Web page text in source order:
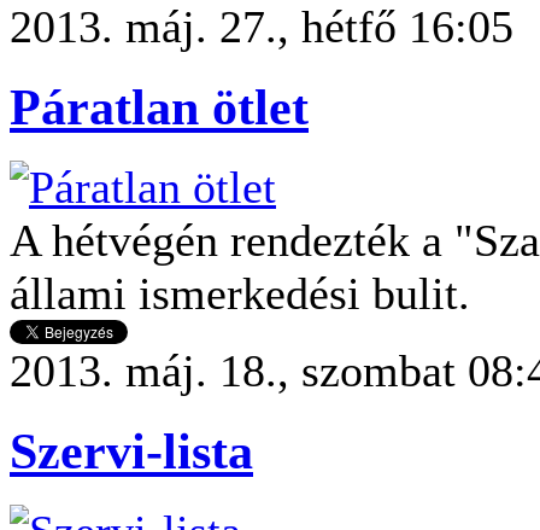
2013. máj. 27., hétfő 16:05
Páratlan ötlet
A hétvégén rendezték a
állami ismerkedési bulit.
2013. máj. 18., szombat
Szervi-lista